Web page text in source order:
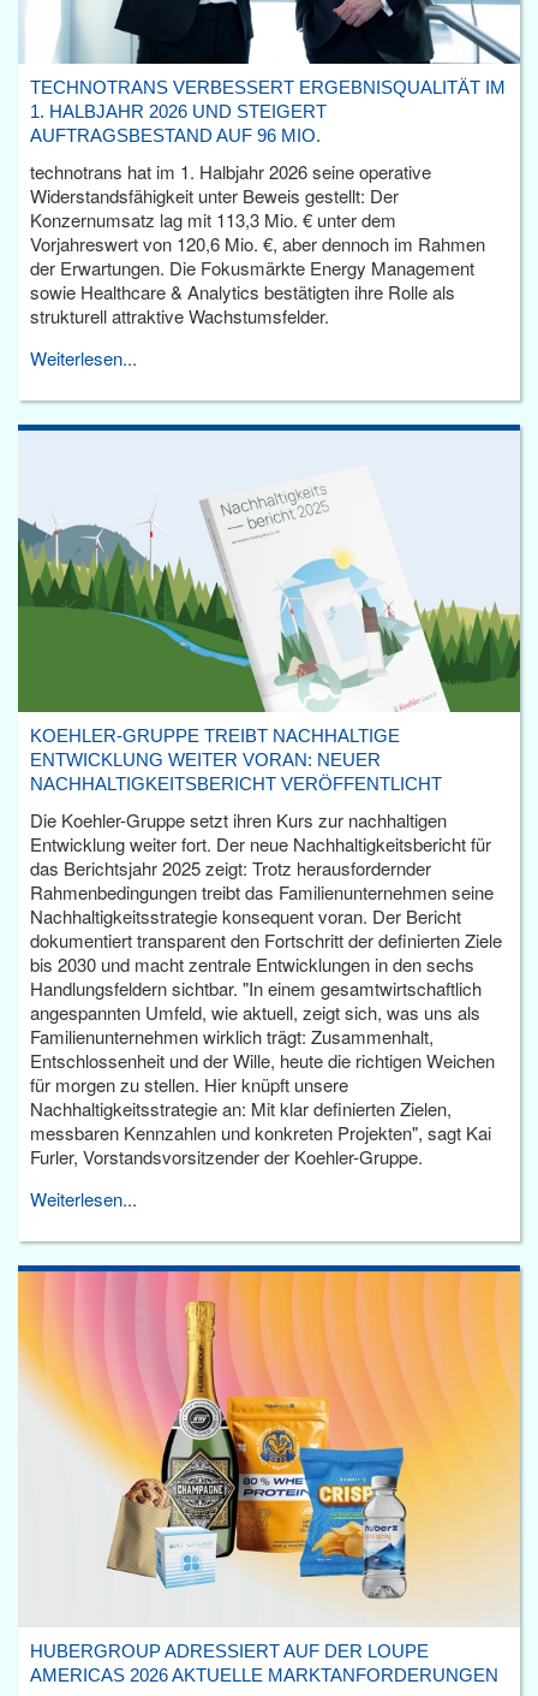
TECHNOTRANS VERBESSERT ERGEBNISQUALITÄT IM
1. HALBJAHR 2026 UND STEIGERT
AUFTRAGSBESTAND AUF 96 MIO.
technotrans hat im 1. Halbjahr 2026 seine operative
Widerstandsfähigkeit unter Beweis gestellt: Der
Konzernumsatz lag mit 113,3 Mio. € unter dem
Vorjahreswert von 120,6 Mio. €, aber dennoch im Rahmen
der Erwartungen. Die Fokusmärkte Energy Management
sowie Healthcare & Analytics bestätigten ihre Rolle als
strukturell attraktive Wachstumsfelder.
Weiterlesen...
KOEHLER-GRUPPE TREIBT NACHHALTIGE
ENTWICKLUNG WEITER VORAN: NEUER
NACHHALTIGKEITSBERICHT VERÖFFENTLICHT
Die Koehler-Gruppe setzt ihren Kurs zur nachhaltigen
Entwicklung weiter fort. Der neue Nachhaltigkeitsbericht für
das Berichtsjahr 2025 zeigt: Trotz herausfordernder
Rahmenbedingungen treibt das Familienunternehmen seine
Nachhaltigkeitsstrategie konsequent voran. Der Bericht
dokumentiert transparent den Fortschritt der definierten Ziele
bis 2030 und macht zentrale Entwicklungen in den sechs
Handlungsfeldern sichtbar. "In einem gesamtwirtschaftlich
angespannten Umfeld, wie aktuell, zeigt sich, was uns als
Familienunternehmen wirklich trägt: Zusammenhalt,
Entschlossenheit und der Wille, heute die richtigen Weichen
für morgen zu stellen. Hier knüpft unsere
Nachhaltigkeitsstrategie an: Mit klar definierten Zielen,
messbaren Kennzahlen und konkreten Projekten", sagt Kai
Furler, Vorstandsvorsitzender der Koehler-Gruppe.
Weiterlesen...
HUBERGROUP ADRESSIERT AUF DER LOUPE
AMERICAS 2026 AKTUELLE MARKTANFORDERUNGEN